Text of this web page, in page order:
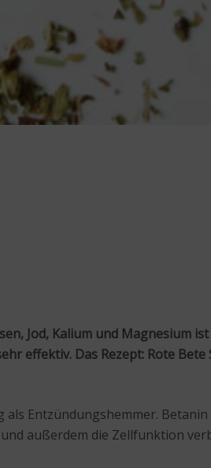
Jod, Kalium und Magnesium
effektiv. Das Rezept: Rote Bete
Entzündungshemmer.
außerdem die Zellfunktion